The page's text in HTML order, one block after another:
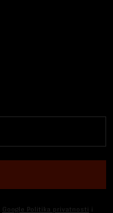
Google Politika privatnosti i